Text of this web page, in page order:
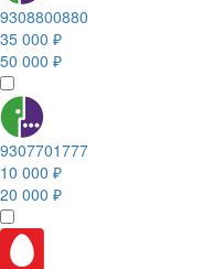
9308800880
35 000 ₽
50 000 ₽
9307701777
10 000 ₽
20 000 ₽